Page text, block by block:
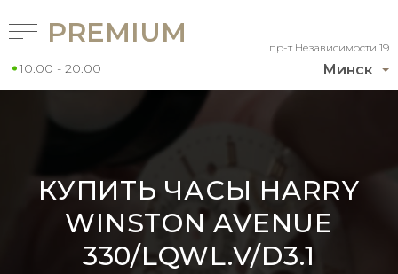
Минск
пр-т Независимости 19
PREMIUM
10:00 - 20:00
КУПИТЬ ЧАСЫ HARRY
WINSTON AVENUE
330/LQWL.V/D3.1